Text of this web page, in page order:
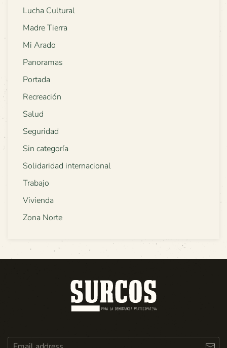
Lucha Cultural
Madre Tierra
Mi Arado
Panoramas
Portada
Recreación
Salud
Seguridad
Sin categoría
Solidaridad internacional
Trabajo
Vivienda
Zona Norte